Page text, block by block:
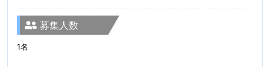
募集人数
1名